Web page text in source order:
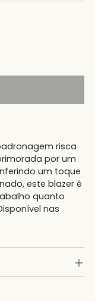
risca
por um
um toque
este blazer é
quanto
nas